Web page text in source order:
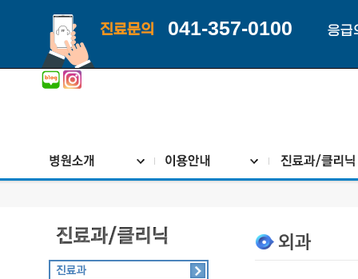
진료문의 041-357-0100 응급